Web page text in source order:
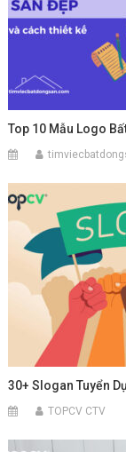
Top 10 Mẫu Logo
30+ Slogan Tuyển
TOPCV CTV